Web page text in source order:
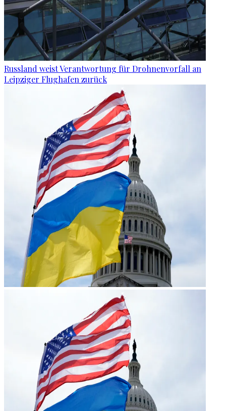
Russland weist Verantwortung für Drohnenvorfall an
Leipziger Flughafen zurück